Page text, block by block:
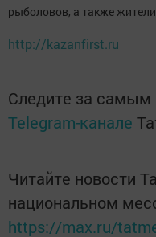
рыболовов, а также
http://kazanfirst.ru
Следите за
Telegram-канале
Читайте новости
национальном
https://max.ru/